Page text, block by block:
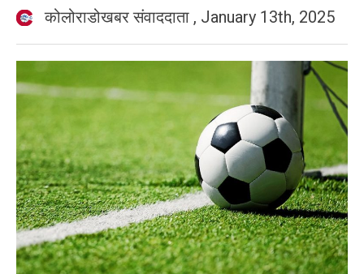
कोलोराडोखबर संवाददाता , January 13th, 2025